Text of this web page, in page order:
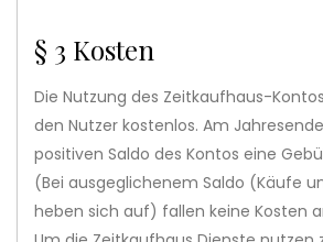
§ 3 Kosten
Die Nutzung des Zeitkaufhaus-
den Nutzer kostenlos. Am
positiven Saldo des Kontos eine
(Bei ausgeglichenem Saldo (Käufe
heben sich auf) fallen keine Kosten